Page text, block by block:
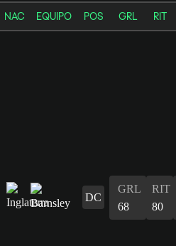
NAC EQUIPO POS GRL RIT
DC
GRL
68
RIT
80